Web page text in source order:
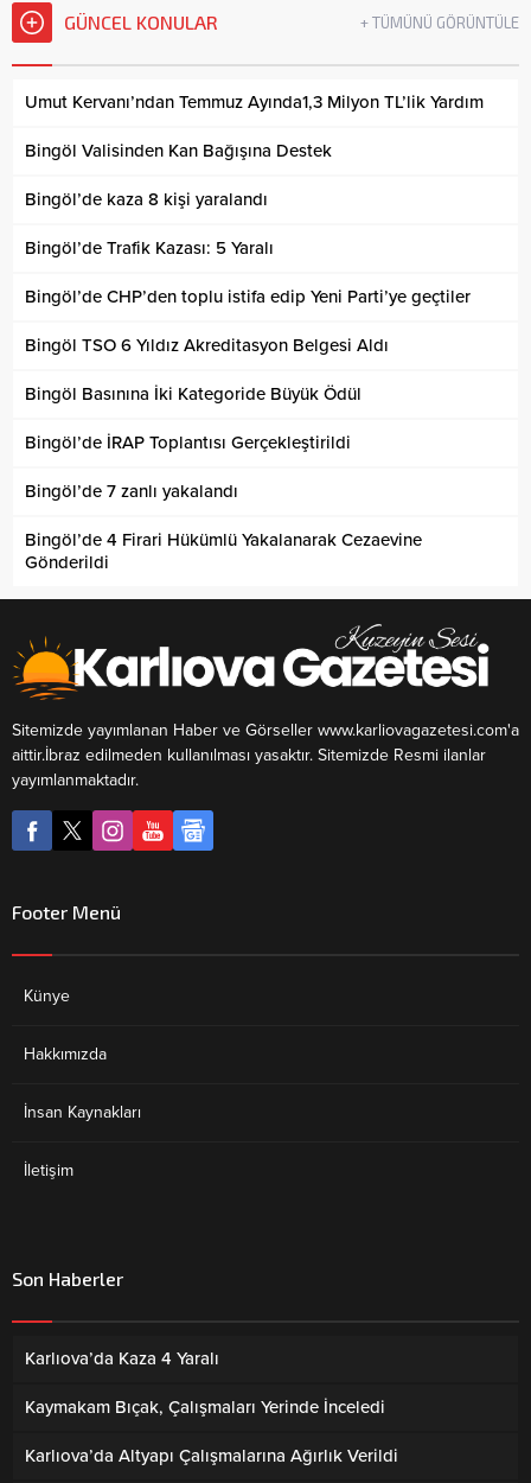
GÜNCEL KONULAR + TÜMÜNÜ GÖRÜNTÜLE
Umut Kervanı’ndan Temmuz Ayında1,3 Milyon TL’lik Yardım
Bingöl Valisinden Kan Bağışına Destek
Bingöl’de kaza 8 kişi yaralandı
Bingöl’de Trafik Kazası: 5 Yaralı
Bingöl’de CHP’den toplu istifa edip Yeni Parti’ye geçtiler
Bingöl TSO 6 Yıldız Akreditasyon Belgesi Aldı
Bingöl Basınına İki Kategoride Büyük Ödül
Bingöl’de İRAP Toplantısı Gerçekleştirildi
Bingöl’de 7 zanlı yakalandı
Bingöl’de 4 Firari Hükümlü Yakalanarak Cezaevine
Gönderildi
Sitemizde yayımlanan Haber ve Görseller www.karliovagazetesi.com'a
aittir.İbraz edilmeden kullanılması yasaktır. Sitemizde Resmi ilanlar
yayımlanmaktadır.
Footer Menü
Künye
Hakkımızda
İnsan Kaynakları
İletişim
Son Haberler
Karlıova’da Kaza 4 Yaralı
Kaymakam Bıçak, Çalışmaları Yerinde İnceledi
Karlıova’da Altyapı Çalışmalarına Ağırlık Verildi